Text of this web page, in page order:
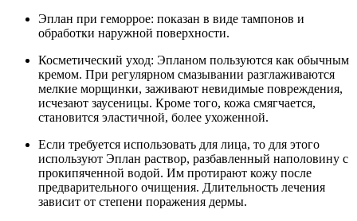
Эплан при геморрое: показан в виде тампонов и
обработки наружной поверхности.
Косметический уход: Эпланом пользуются как обычным
кремом. При регулярном смазывании разглаживаются
мелкие морщинки, заживают невидимые повреждения,
исчезают заусеницы. Кроме того, кожа смягчается,
становится эластичной, более ухоженной.
Если требуется использовать для лица, то для этого
используют Эплан раствор, разбавленный наполовину с
прокипяченной водой. Им протирают кожу после
предварительного очищения. Длительность лечения
зависит от степени поражения дермы.